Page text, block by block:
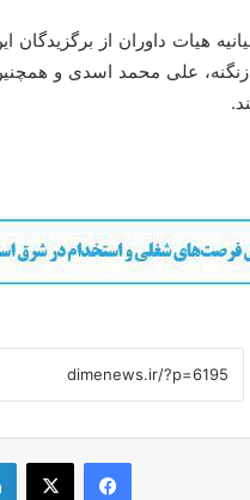
هیات داوران از برگزیدگان
فیسبوک